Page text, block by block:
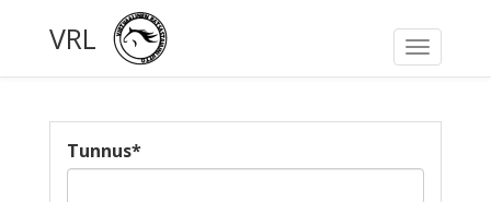
Toggle
VRL
Tunnus*